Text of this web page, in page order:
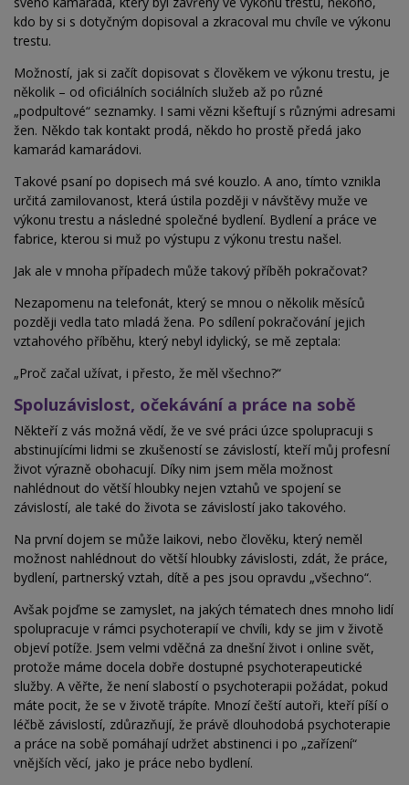
kdo by si s dotyčným dopisoval a zkracoval mu chvíle ve výkonu
trestu.
Možností, jak si začít dopisovat s člověkem ve výkonu trestu, je
několik – od oficiálních sociálních služeb až po různé
„podpultové“ seznamky. I sami vězni kšeftují s různými adresami
žen. Někdo tak kontakt prodá, někdo ho prostě předá jako
kamarád kamarádovi.
Takové psaní po dopisech má své kouzlo. A ano, tímto vznikla
určitá zamilovanost, která ústila později v návštěvy muže ve
výkonu trestu a následné společné bydlení. Bydlení a práce ve
fabrice, kterou si muž po výstupu z výkonu trestu našel.
Jak ale v mnoha případech může takový příběh pokračovat?
Nezapomenu na telefonát, který se mnou o několik měsíců
později vedla tato mladá žena. Po sdílení pokračování jejich
vztahového příběhu, který nebyl idylický, se mě zeptala:
„Proč začal užívat, i přesto, že měl všechno?“
Spoluzávislost, očekávání a práce na sobě
Někteří z vás možná vědí, že ve své práci úzce spolupracuji s
abstinujícími lidmi se zkušeností se závislostí, kteří můj profesní
život výrazně obohacují. Díky nim jsem měla možnost
nahlédnout do větší hloubky nejen vztahů ve spojení se
závislostí, ale také do života se závislostí jako takového.
Na první dojem se může laikovi, nebo člověku, který neměl
možnost nahlédnout do větší hloubky závislosti, zdát, že práce,
bydlení, partnerský vztah, dítě a pes jsou opravdu „všechno“.
Avšak pojďme se zamyslet, na jakých tématech dnes mnoho lidí
spolupracuje v rámci psychoterapií ve chvíli, kdy se jim v životě
objeví potíže. Jsem velmi vděčná za dnešní život i online svět,
protože máme docela dobře dostupné psychoterapeutické
služby. A věřte, že není slabostí o psychoterapii požádat, pokud
máte pocit, že se v životě trápíte. Mnozí čeští autoři, kteří píší o
léčbě závislostí, zdůrazňují, že právě dlouhodobá psychoterapie
a práce na sobě pomáhají udržet abstinenci i po „zařízení“
vnějších věcí, jako je práce nebo bydlení.